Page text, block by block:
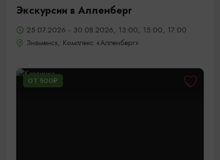
Экскурсии в Алленберг
25.07.2026 - 30.08.2026, 13:00, 15:00, 17:00
Знаменск, Комплекс «Алленберг»
ОТ 500₽